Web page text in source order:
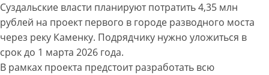
Суздальские власти планируют потратить 4,35 млн
рублей на проект первого в городе разводного моста
через реку Каменку. Подрядчику нужно уложиться в
срок до 1 марта 2026 года.
В рамках проекта предстоит разработать всю